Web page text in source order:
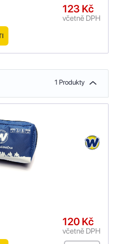
123 Kč
včetně DPH
1 Produkty
120 Kč
včetně DPH